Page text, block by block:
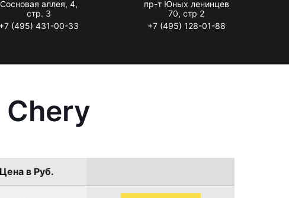
Сосновая аллея, 4,
стр. 3
+7 (495) 431-00-33
пр-т Юных ленинцев
70, стр 2
+7 (495) 128-01-88
Цена в Руб.